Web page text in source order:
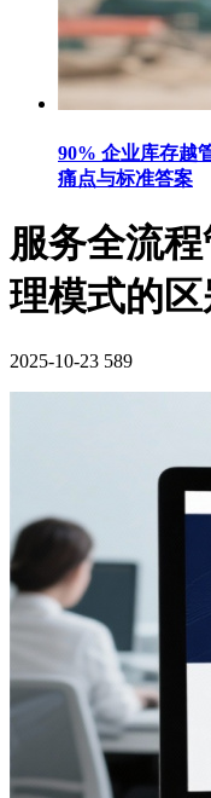
90% 企业库存越
痛点与标准答案
服务全流
理模式的区
2025-10-23 589